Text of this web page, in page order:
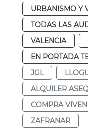
URBANISMO Y
TODAS LAS
VALENCIA
EN PORTADA
JGL
ALQUILER
COMPRA
ZAFRANAR